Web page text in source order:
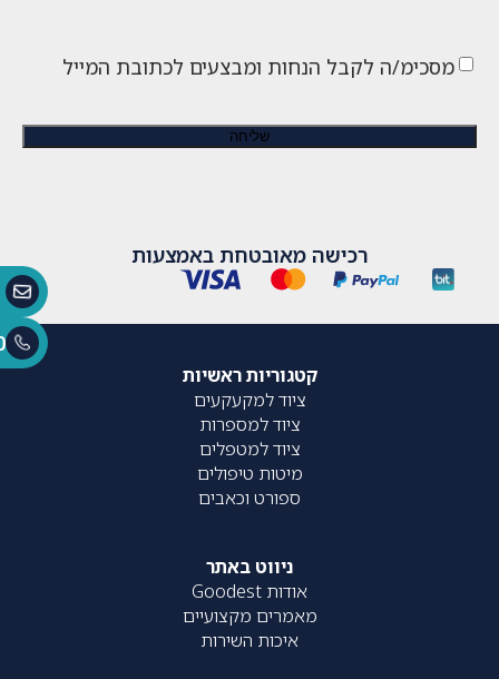
מסכימ/ה לקבל הנחות ומבצעים לכתובת המייל
רכישה מאובטחת באמצעות
קטגוריות ראשיות
ציוד למקעקעים
ציוד למספרות
ציוד למטפלים
מיטות טיפולים
ספורט וכאבים
ניווט באתר
אודות Goodest
מאמרים מקצועיים
איכות השירות